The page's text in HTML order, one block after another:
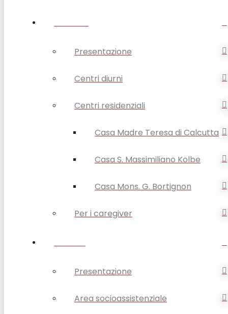
Presentazione
Centri diurni
Centri residenziali
Casa Madre Teresa di Calcutta
Casa S. Massimiliano Kolbe
Casa Mons. G. Bortignon
Per i caregiver
Presentazione
Area socioassistenziale